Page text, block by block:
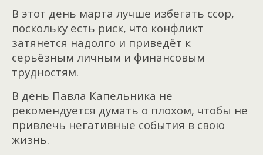
В этот день марта лучше избегать ссор,
поскольку есть риск, что конфликт
затянется надолго и приведёт к
серьёзным личным и финансовым
трудностям.
В день Павла Капельника не
рекомендуется думать о плохом, чтобы не
привлечь негативные события в свою
жизнь.